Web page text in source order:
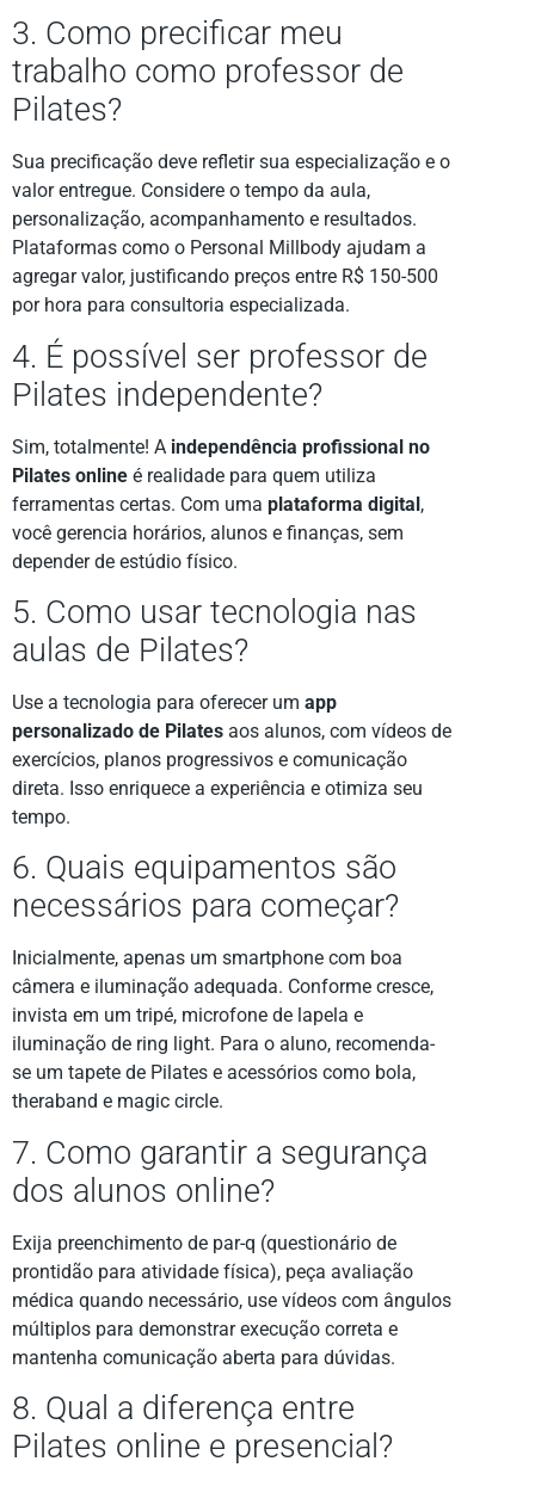
3. Como precificar meu
trabalho como professor de
Pilates?
Sua precificação deve refletir sua especialização e o
valor entregue. Considere o tempo da aula,
personalização, acompanhamento e resultados.
Plataformas como o Personal Millbody ajudam a
agregar valor, justificando preços entre R$ 150-500
por hora para consultoria especializada.
4. É possível ser professor de
Pilates independente?
Sim, totalmente! A independência profissional no
Pilates online é realidade para quem utiliza
ferramentas certas. Com uma plataforma digital,
você gerencia horários, alunos e finanças, sem
depender de estúdio físico.
5. Como usar tecnologia nas
aulas de Pilates?
Use a tecnologia para oferecer um app
personalizado de Pilates aos alunos, com vídeos de
exercícios, planos progressivos e comunicação
direta. Isso enriquece a experiência e otimiza seu
tempo.
6. Quais equipamentos são
necessários para começar?
Inicialmente, apenas um smartphone com boa
câmera e iluminação adequada. Conforme cresce,
invista em um tripé, microfone de lapela e
iluminação de ring light. Para o aluno, recomenda-
se um tapete de Pilates e acessórios como bola,
theraband e magic circle.
7. Como garantir a segurança
dos alunos online?
Exija preenchimento de par-q (questionário de
prontidão para atividade física), peça avaliação
médica quando necessário, use vídeos com ângulos
múltiplos para demonstrar execução correta e
mantenha comunicação aberta para dúvidas.
8. Qual a diferença entre
Pilates online e presencial?